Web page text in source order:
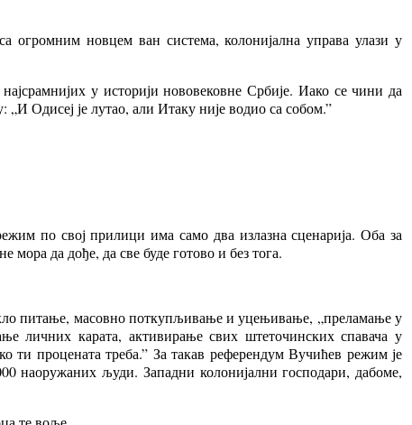
огромним новцем ван система, колонијална управа улази у
у историји нововековне Србије. Иако се чини да
Одисеј је лутао, али Итаку није водио са собом.”
по свој прилици има само два излазна сценарија. Оба за
да дође, да све буде готово и без тога.
питање, масовно поткупљивање и уцењивање, „преламање у
личних карата, активирање свих штеточинских спавача у
ти процената треба.” За такав референдум Вучићев режим је
наоружаних људи. Западни колонијални господари, дабоме,